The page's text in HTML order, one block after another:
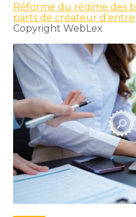
Réforme du régime des
parts de créateur
Copyright WebLex